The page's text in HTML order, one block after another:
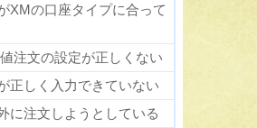
XMの口座タイプに合って
注文の設定が正しくない
正しく入力できていない
に注文しようとしている